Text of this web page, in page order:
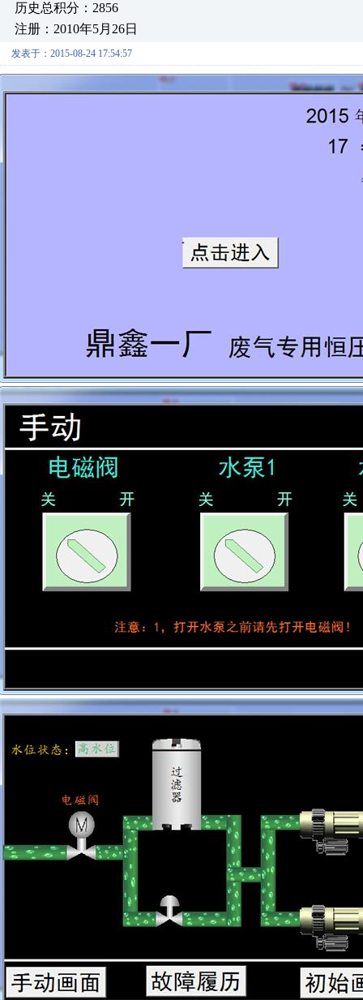
历史总积分：2856
注册：2010年5月26日
发表于：2015-08-24 17:54:57